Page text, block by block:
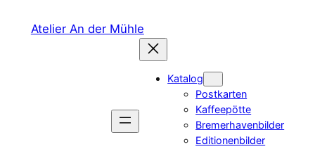
InhaltAtelier An der Mühle
Katalog
Postkarten
Kaffeepötte
Bremerhavenbilder
Editionenbilder